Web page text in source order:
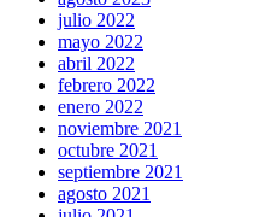
julio 2022
mayo 2022
abril 2022
febrero 2022
enero 2022
noviembre 2021
octubre 2021
septiembre 2021
agosto 2021